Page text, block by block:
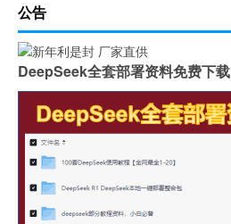
公告
DeepSeek全套部署资料免费下载